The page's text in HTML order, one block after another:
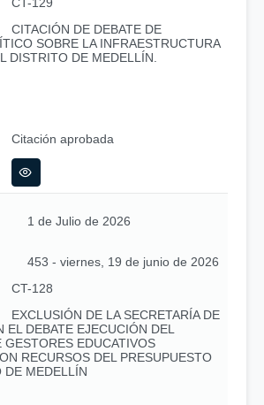
CITACIÓN DE DEBATE DE
SOBRE LA INFRAESTRUCTURA
DISTRITO DE MEDELLÍN.
Citación aprobada
1 de Julio de 2026
453 - viernes, 19 de junio de 2026
CT-128
EXCLUSIÓN DE LA SECRETARÍA DE
EL DEBATE EJECUCIÓN DEL
GESTORES EDUCATIVOS
RECURSOS DEL PRESUPUESTO
DE MEDELLÍN